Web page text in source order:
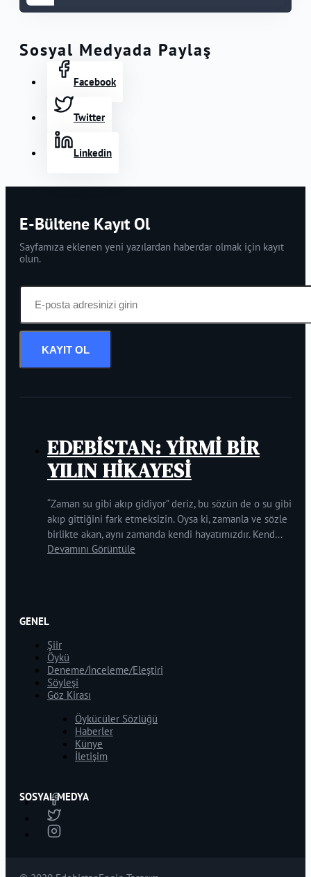
Sosyal Medyada Paylaş
Facebook
Twitter
Linkedin
E-Bültene Kayıt Ol
Sayfamıza eklenen yeni yazılardan haberdar olmak için kayıt
olun.
KAYIT OL
EDEBİSTAN: YİRMİ BİR
YILIN HİKAYESİ
“Zaman su gibi akıp gidiyor” deriz, bu sözün de o su gibi
akıp gittiğini fark etmeksizin. Oysa ki, zamanla ve sözle
birlikte akan, aynı zamanda kendi hayatımızdır. Kend...
Devamını Görüntüle
GENEL
Şiir
Öykü
Deneme/İnceleme/Eleştiri
Söyleşi
Göz Kirası
Öykücüler Sözlüğü
Haberler
Künye
İletişim
SOSYAL MEDYA